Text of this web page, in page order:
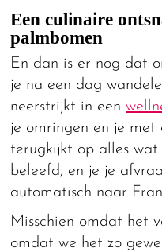
Een culinaire
palmbomen
En dan is er nog dat
je na een dag
neerstrijkt in een
je omringen en je met
terugkijkt op alles wat
beleefd, en je je
automatisch naar
Misschien omdat het
omdat we het zo